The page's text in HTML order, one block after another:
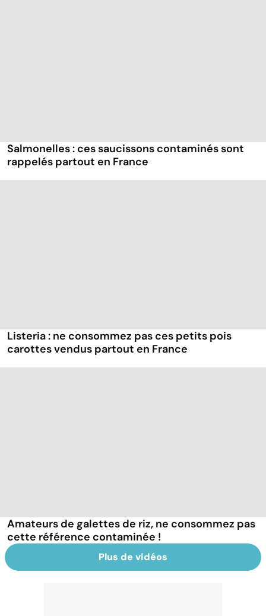
Salmonelles : ces saucissons contaminés sont
rappelés partout en France
Listeria : ne consommez pas ces petits pois
carottes vendus partout en France
Amateurs de galettes de riz, ne consommez pas
cette référence contaminée !
Plus de vidéos